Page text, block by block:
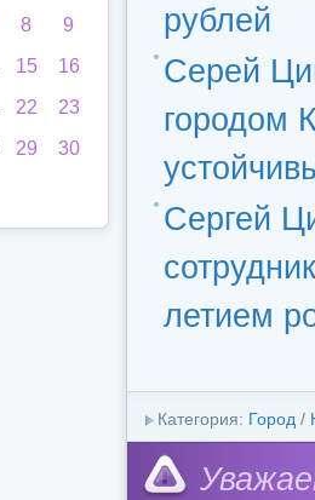
рублей
Серей
городом
Сергей
летием
Категория: Город /
8
9
15
16
22
23
29
30